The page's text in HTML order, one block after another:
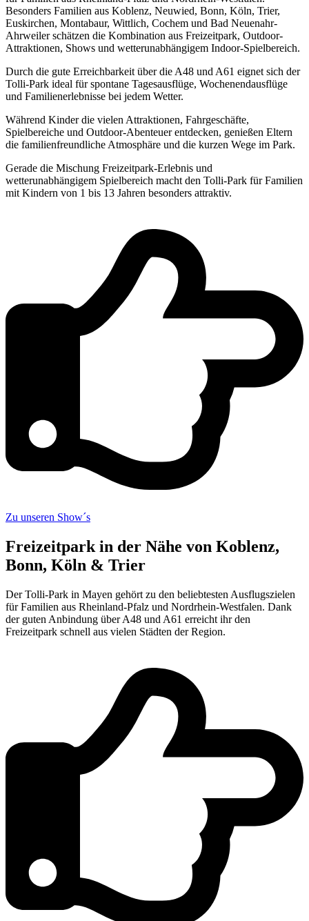
Besonders Familien aus Koblenz, Neuwied, Bonn, Köln, Trier,
Euskirchen, Montabaur, Wittlich, Cochem und Bad Neuenahr-
Ahrweiler schätzen die Kombination aus Freizeitpark, Outdoor-
Attraktionen, Shows und wetterunabhängigem Indoor-Spielbereich.
Durch die gute Erreichbarkeit über die A48 und A61 eignet sich der
Tolli-Park ideal für spontane Tagesausflüge, Wochenendausflüge
und Familienerlebnisse bei jedem Wetter.
Während Kinder die vielen Attraktionen, Fahrgeschäfte,
Spielbereiche und Outdoor-Abenteuer entdecken, genießen Eltern
die familienfreundliche Atmosphäre und die kurzen Wege im Park.
Gerade die Mischung Freizeitpark-Erlebnis und
wetterunabhängigem Spielbereich macht den Tolli-Park für Familien
mit Kindern von 1 bis 13 Jahren besonders attraktiv.
Zu unseren Show´s
Freizeitpark in der Nähe von Koblenz,
Bonn, Köln & Trier
Der Tolli-Park in Mayen gehört zu den beliebtesten Ausflugszielen
für Familien aus Rheinland-Pfalz und Nordrhein-Westfalen. Dank
der guten Anbindung über A48 und A61 erreicht ihr den
Freizeitpark schnell aus vielen Städten der Region.